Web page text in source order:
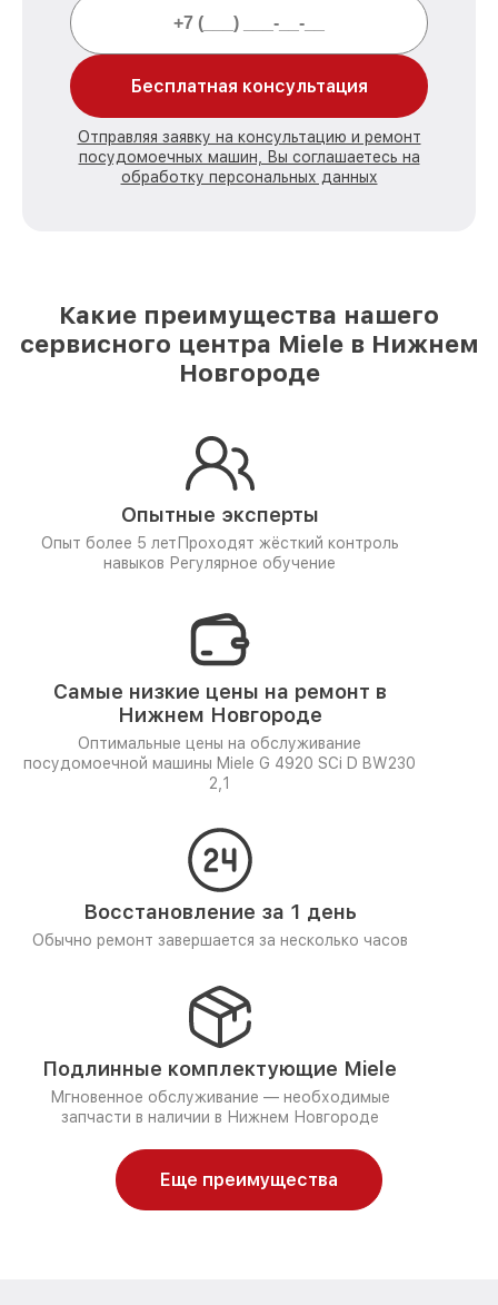
Бесплатная консультация
Отправляя заявку на консультацию и ремонт
посудомоечных машин, Вы соглашаетесь на
обработку персональных данных
Какие преимущества нашего
сервисного центра Miele в Нижнем
Новгороде
Опытные эксперты
Опыт более 5 лет Проходят жёсткий контроль
навыков Регулярное обучение
Самые низкие цены на ремонт в
Нижнем Новгороде
Оптимальные цены на обслуживание
посудомоечной машины Miele G 4920 SCi D BW230
2,1
Восстановление за 1 день
Обычно ремонт завершается за несколько часов
Подлинные комплектующие Miele
Мгновенное обслуживание — необходимые
запчасти в наличии в Нижнем Новгороде
Еще преимущества